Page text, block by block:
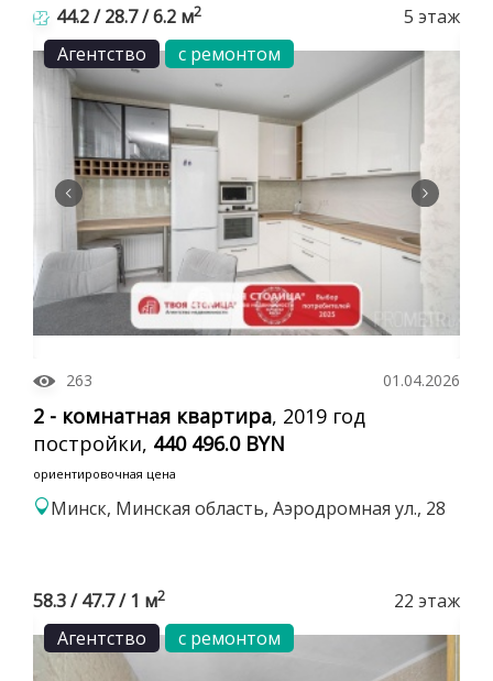
44.2 / 28.7 / 6.2 м2
5 этаж
Агентство
с ремонтом
263 01.04.2026
2 - комнатная квартира, 2019 год
постройки, 440 496.0 BYN
ориентировочная цена
Минск, Минская область, Аэродромная ул., 28
58.3 / 47.7 / 1 м2
22 этаж
Агентство
с ремонтом